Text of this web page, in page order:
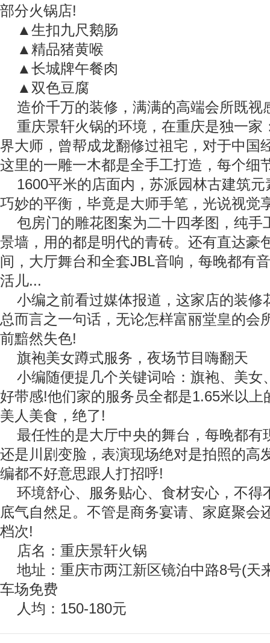
部分火锅店!
▲生扣九尺鹅肠
▲精品猪黄喉
▲长城牌午餐肉
▲双色豆腐
造价千万的装修，满满的高端会所既视
重庆景轩火锅的环境，在重庆是独一家
界大师，曾帮成龙翻修过祖宅，对于中国
这里的一雕一木都是全手工打造，每个细
1600平米的店面内，苏派园林古建筑
巧妙的平衡，毕竟是大师手笔，光说视觉
包房门的雕花图案为二十四孝图，纯手
景墙，用的都是明代的青砖。还有直达豪
间，大厅舞台和全套JBL音响，每晚都有
活儿...
小编之前看过媒体报道，这家店的装修
总而言之一句话，无论怎样富丽堂皇的会
前黯然失色!
旗袍美女蹲式服务，夜场节目嗨翻天
小编随便提几个关键词哈：旗袍、美女
好带感!他们家的服务员全都是1.65米以上
美人美食，绝了!
最任性的是大厅中央的舞台，每晚都有
还是川剧变脸，表演现场绝对是拍照的高
编都不好意思跟人打招呼!
环境舒心、服务贴心、食材安心，不得
底气自然足。不管是商务宴请、家庭聚会
档次!
店名：重庆景轩火锅
地址：重庆市两江新区镜泊中路8号(天
车场免费
人均：150-180元